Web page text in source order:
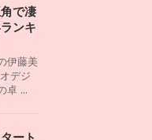
で凄
ンキ
伊藤美
デジ
卓 ...